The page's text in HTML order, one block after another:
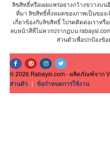
ลิขสิทธิ์หรือเผยแพร่อย่างกว้างขวางบ
ที่มา ลิขสิทธิ์ทั้งหมดของภาพเป็นของ
เกี่ยวข้องกับลิขสิทธิ์ โปรดติดต่อเราหรื
ลบหน้าสีที่ไม่ควรปรากฏบน
ส่วนตัวเพื่อปกป้องข้
© 2026 Rabaysi.com - ผลิตภัณฑ์จาก
ส่วนตัว | ข้อกำหนดการใช้งาน